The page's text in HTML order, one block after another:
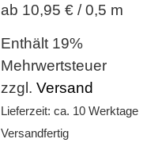
ab 10,95 € / 0,5 m
Enthält 19%
Mehrwertsteuer
zzgl. Versand
Lieferzeit: ca. 10 Werktage
Versandfertig